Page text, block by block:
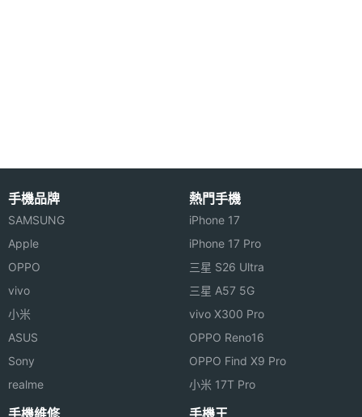
4K 影片播放
Xiaozhai X6 支援多人在線社交 KTV 功能，內建上萬
首音樂 MV ，隨時隨地能與好友共同線上歡唱，耳機
方面具備獨立聲卡驅動 50mm 大振膜耳機單元，採用
音，減少漏音現象，提供優秀的聲音表現。Xiaozhai
X6 支援 4K 影片播放，透過非球面高透鏡片可呈現
IMAX 級電影院的效果，內置豐富的影片 APP，用戶
可依喜好選擇收看喜愛的影片內容。
記憶卡
最大擴
空間
電池容
量
手機品牌
SAMSUNG
Apple
OPPO
vivo
小米
ASUS
Sony
realme
熱門手機
iPhone 17
iPhone 17 Pro
三星 S26 Ultra
三星 A57 5G
vivo X300 Pro
OPPO Reno16
OPPO Find X9 Pro
小米 17T Pro